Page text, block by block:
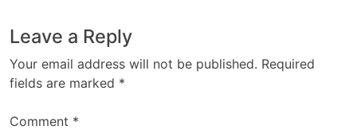
Leave a Reply
Your email address will not be published. Required
fields are marked *
Comment *